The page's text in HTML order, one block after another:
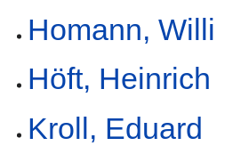
Homann, Willi
Höft, Heinrich
Kroll, Eduard